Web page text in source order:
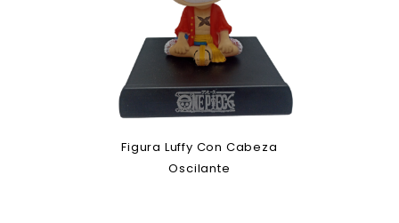
Figura Luffy Con Cabeza
Oscilante